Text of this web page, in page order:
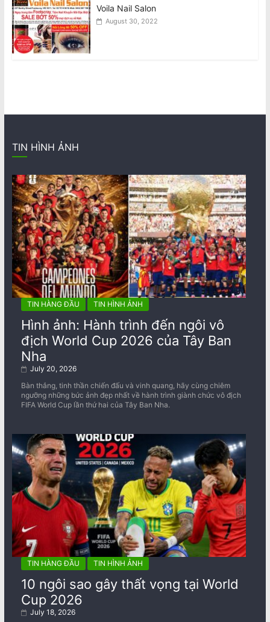
Voila Nail Salon
August 30, 2022
TIN HÌNH ẢNH
TIN HÀNG ĐẦU TIN HÌNH ẢNH
Hình ảnh: Hành trình đến ngôi vô
địch World Cup 2026 của Tây Ban
Nha
July 20, 2026
Bàn thắng, tinh thần chiến đấu và vinh quang, hãy cùng chiêm
ngưỡng những bức ảnh đẹp nhất về ​​hành trình giành chức vô địch
FIFA World Cup lần thứ hai của Tây Ban Nha.
TIN HÀNG ĐẦU TIN HÌNH ẢNH
10 ngôi sao gây thất vọng tại World
Cup 2026
July 18, 2026